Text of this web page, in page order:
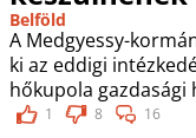
Belföld
A Medgyessy-
ki az eddigi
hőkupola
1 8 16